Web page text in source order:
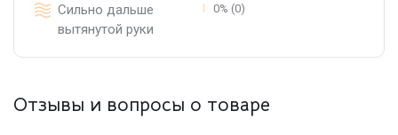
Сильно дальше
вытянутой руки
0% (0)
Отзывы и вопросы о товаре